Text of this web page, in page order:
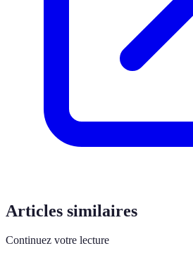
Articles similaires
Continuez votre lecture